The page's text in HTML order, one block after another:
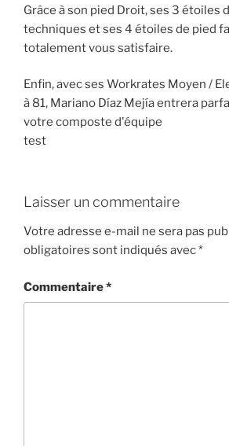
Grâce à son pied Droit, ses 3 étoiles
techniques et ses 4 étoiles de pied
totalement vous satisfaire.
Enfin, avec ses Workrates Moyen /
à 81, Mariano Díaz Mejía entrera
votre composte d'équipe
test
Laisser un commentaire
Votre adresse e-mail ne sera pas
obligatoires sont indiqués avec*
Commentaire*